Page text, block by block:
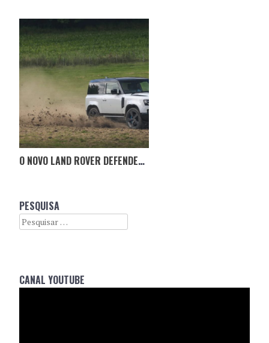
O NOVO LAND ROVER DEFENDER V8
PESQUISA
Search
CANAL YOUTUBE